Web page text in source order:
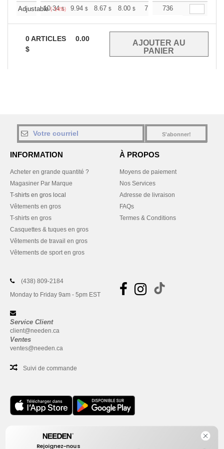
Adjustable(-14%)
10.34$ 9.94 $ 8.67 $ 8.00 $ 7.60 7.47
736
0ARTICLES
0.00
$
S'abonner!
INFORMATION
Acheter en grande quantité ?
Magasiner Par Marque
T-shirts en gros local
Vêtements en gros
T-shirts en gros
Casquettes & tuques en gros
Vêtements de travail en gros
Vêtements de sport en gros
À PROPOS
Moyens de paiement
Nos Services
Adresse de livraison
FAQs
Termes & Conditions
(438) 809-2184
Monday to Friday 9am - 5pm EST
Service Client
client@needen.ca
Ventes
ventes@needen.ca
Suivi de commande
Bureau
One Dundas Street West Suite 2500
Rejoignez-nous